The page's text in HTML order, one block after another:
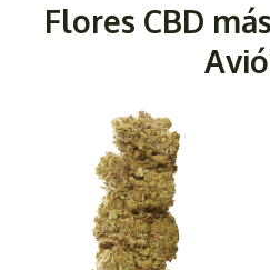
Flores CBD